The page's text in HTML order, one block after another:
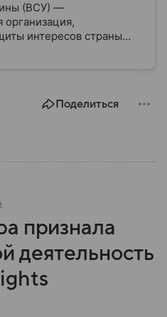
(ВСУ) —
организация,
интересов страны
после
Поделиться
признала
деятельность